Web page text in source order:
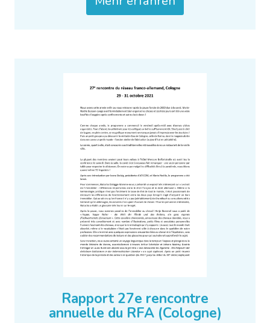
Rapport 27e rencontre
annuelle du RFA (Cologne)